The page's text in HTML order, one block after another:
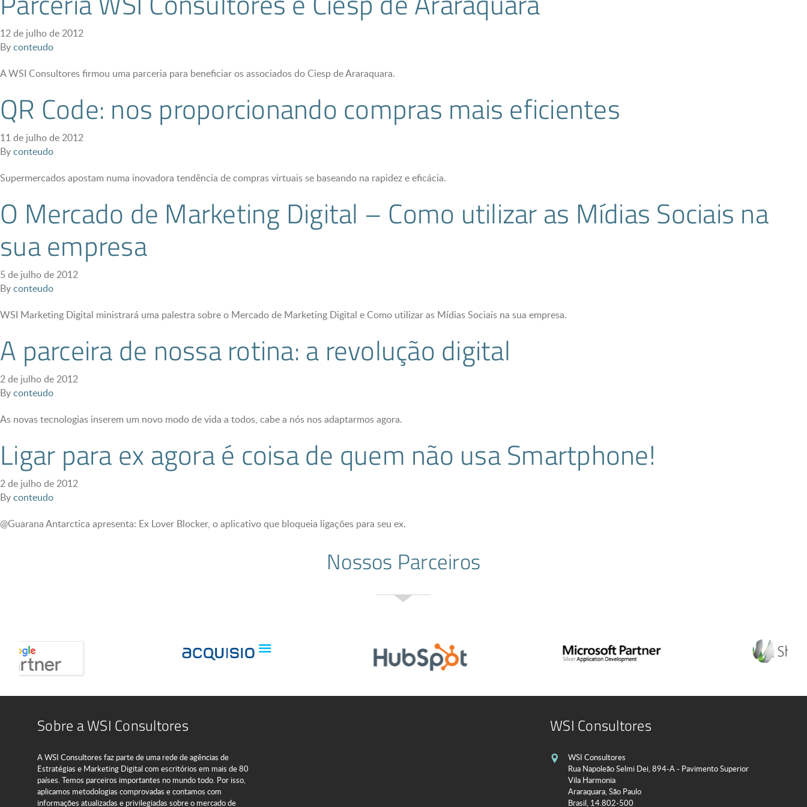
12 de julho de 2012
Byconteudo
A WSI Consultores firmou uma parceria para beneficiar os associados do Ciesp de Araraquara.
QR Code: nos proporcionando compras mais eficientes
11 de julho de 2012
Byconteudo
Supermercados apostam numa inovadora tendência de compras virtuais se baseando na rapidez e eficácia.
O Mercado de Marketing Digital – Como utilizar as Mídias Sociais na
sua empresa
5 de julho de 2012
Byconteudo
WSI Marketing Digital ministrará uma palestra sobre o Mercado de Marketing Digital e Como utilizar as Mídias Sociais na sua empresa.
A parceira de nossa rotina: a revolução digital
2 de julho de 2012
Byconteudo
As novas tecnologias inserem um novo modo de vida a todos, cabe a nós nos adaptarmos agora.
Ligar para ex agora é coisa de quem não usa Smartphone!
2 de julho de 2012
Byconteudo
@Guarana Antarctica apresenta: Ex Lover Blocker, o aplicativo que bloqueia ligações para seu ex.
Nossos Parceiros
Sobre a WSI Consultores
A WSI Consultores faz parte de uma rede de agências de
Estratégias e Marketing Digital com escritórios em mais de 80
países. Temos parceiros importantes no mundo todo. Por isso,
aplicamos metodologias comprovadas e contamos com
informações atualizadas e privilegiadas sobre o mercado de
WSI Consultores
WSI Consultores
Rua Napoleão Selmi Dei, 894-A - Pavimento Superior
Vila Harmonia
Araraquara, São Paulo
Brasil, 14.802-500